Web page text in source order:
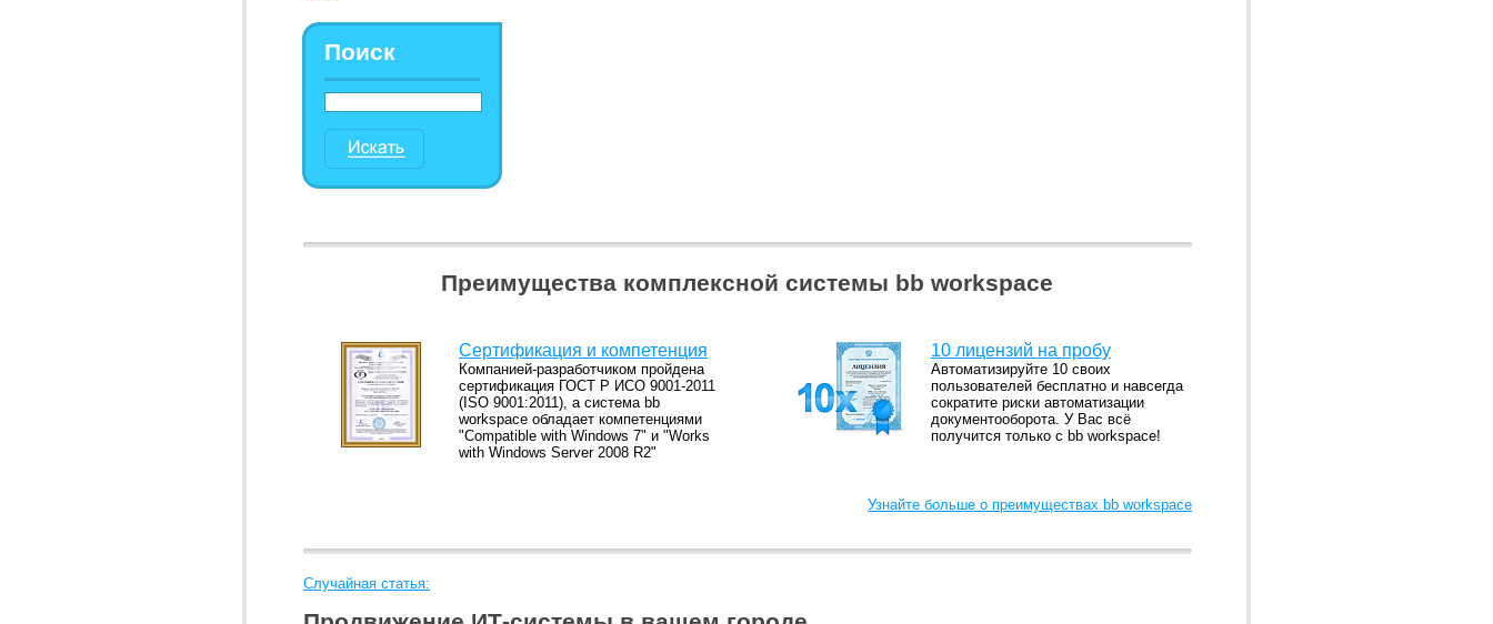
Поиск
Преимущества комплексной системы bb workspace
Сертификация и компетенция
Компанией-разработчиком пройдена
сертификация ГОСТ Р ИСО 9001-2011
(ISO 9001:2011), а система bb
workspace обладает компетенциями
"Compatible with Windows 7" и "Works
with Windows Server 2008 R2"
10 лицензий на пробу
Автоматизируйте 10 своих
пользователей бесплатно и навсегда
сократите риски автоматизации
документооборота. У Вас всё
получится только с bb workspace!
Узнайте больше о преимуществах bb workspace
Случайная статья: